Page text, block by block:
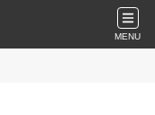
MENU